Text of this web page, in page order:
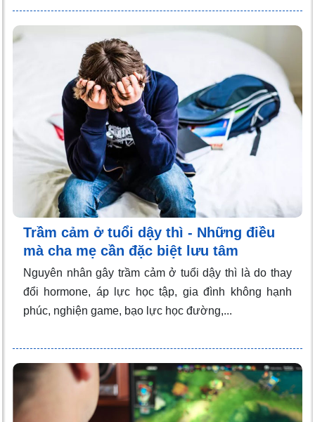
Trầm cảm ở tuổi dậy thì - Những điều
mà cha mẹ cần đặc biệt lưu tâm
Nguyên nhân gây trầm cảm ở tuổi dậy thì là do thay
đổi hormone, áp lực học tập, gia đình không hạnh
phúc, nghiện game, bạo lực học đường,...